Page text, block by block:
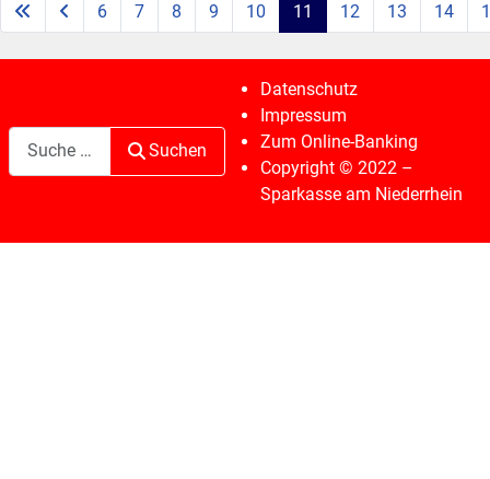
Seite 11 von 41
6 7 8 9 10 11 12 13 14
Suchen
Suchen
Datenschutz
Impressum
Zum Online-Banking
Copyright © 2022 –
Sparkasse am Niederrhein